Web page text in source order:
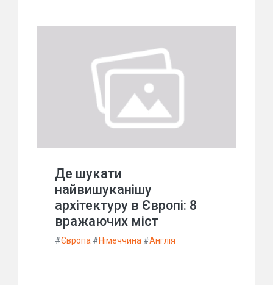
Де шукати
найвишуканішу
архітектуру в Європі: 8
вражаючих міст
#Європа #Німеччина #Англія